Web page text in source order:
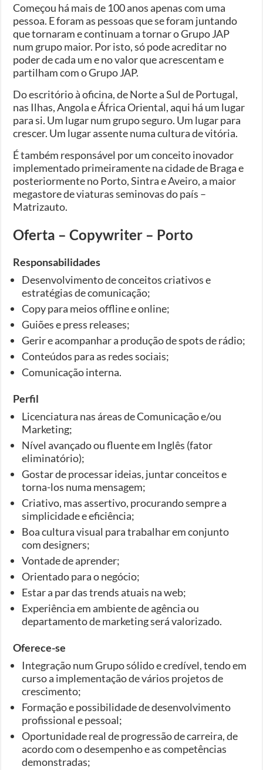
Começou há mais de 100 anos apenas com uma
pessoa. E foram as pessoas que se foram juntando
que tornaram e continuam a tornar o Grupo JAP
num grupo maior. Por isto, só pode acreditar no
poder de cada um e no valor que acrescentam e
partilham com o Grupo JAP.
Do escritório à oficina, de Norte a Sul de Portugal,
nas Ilhas, Angola e África Oriental, aqui há um lugar
para si. Um lugar num grupo seguro. Um lugar para
crescer. Um lugar assente numa cultura de vitória.
É também responsável por um conceito inovador
implementado primeiramente na cidade de Braga e
posteriormente no Porto, Sintra e Aveiro, a maior
megastore de viaturas seminovas do país –
Matrizauto.
Oferta – Copywriter – Porto
Responsabilidades
Desenvolvimento de conceitos criativos e
estratégias de comunicação;
Copy para meios offline e online;
Guiões e press releases;
Gerir e acompanhar a produção de spots de rádio;
Conteúdos para as redes sociais;
Comunicação interna.
Perfil
Licenciatura nas áreas de Comunicação e/ou
Marketing;
Nível avançado ou fluente em Inglês (fator
eliminatório);
Gostar de processar ideias, juntar conceitos e
torna-los numa mensagem;
Criativo, mas assertivo, procurando sempre a
simplicidade e eficiência;
Boa cultura visual para trabalhar em conjunto
com designers;
Vontade de aprender;
Orientado para o negócio;
Estar a par das trends atuais na web;
Experiência em ambiente de agência ou
departamento de marketing será valorizado.
Oferece-se
Integração num Grupo sólido e credível, tendo em
curso a implementação de vários projetos de
crescimento;
Formação e possibilidade de desenvolvimento
profissional e pessoal;
Oportunidade real de progressão de carreira, de
acordo com o desempenho e as competências
demonstradas;